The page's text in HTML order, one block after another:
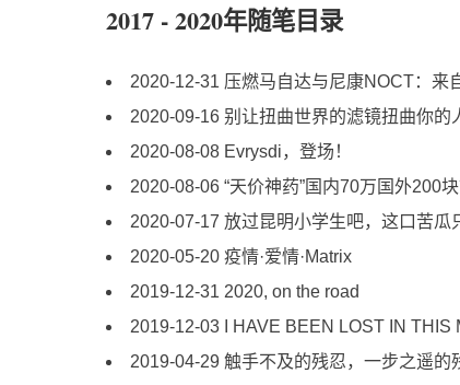
2017 - 2020年随笔目录
2020-12-31 压燃马自达与尼康NOCT：来
2020-09-16 别让扭曲世界的滤镜扭曲你的
2020-08-08 Evrysdi，登场！
2020-08-06 “天价神药”国内70万国外200
2020-07-17 放过昆明小学生吧，这口苦瓜
2020-05-20 疫情·爱情·Matrix
2019-12-31 2020, on the road
2019-12-03 I HAVE BEEN LOST IN THIS
2019-04-29 触手不及的残忍，一步之遥的